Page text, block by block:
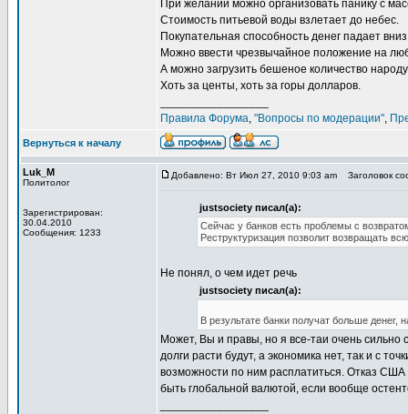
При желании можно организовать панику с
Стоимость питьевой воды взлетает до небес.
Покупательная способность денег падает
Можно ввести чрезвычайное положение на
А можно загрузить бешеное количество
Хоть за центы, хоть за горы долларов.
Правила Форума, "Вопросы по модерации",
Вернуться к началу
Luk_M
Политолог
Зарегистрирован:
30.04.2010
Сообщения: 1233
Добавлено: Вт Июл 27, 2010 9:03 am Заголовок
justsociety писал(а):
Сейчас у банков есть проблемы с
Реструктуризация позволит возвращать
Не понял, о чем идет речь
justsociety писал(а):
В результате банки получат больше денег,
Может, Вы и правы, но я все-таи очень сильно
долги расти будут, а экономика нет, так и с
возможности по ним расплатиться. Отказ
быть глобальной валютой, если вообще